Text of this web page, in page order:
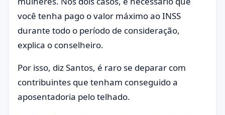
você tenha pago o valor máximo ao INSS
durante todo o período de consideração,
explica o conselheiro.
Por isso, diz Santos, é raro se deparar com
contribuintes que tenham conseguido a
aposentadoria pelo telhado.